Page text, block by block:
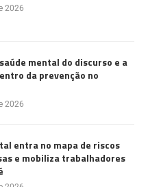
2026
mental do discurso e a
da prevenção no
2026
entra no mapa de riscos
e mobiliza trabalhadores